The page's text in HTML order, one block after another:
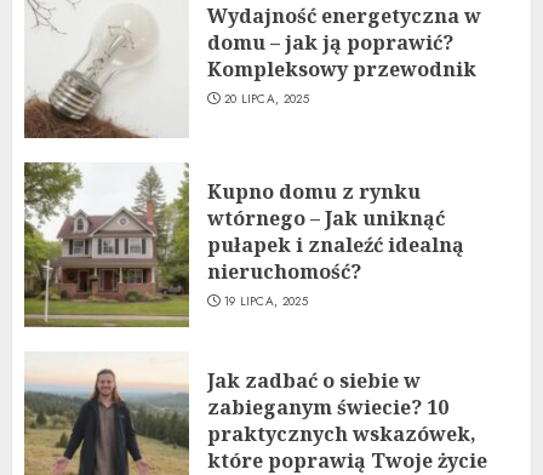
Wydajność energetyczna w
domu – jak ją poprawić?
Kompleksowy przewodnik
20 LIPCA, 2025
Kupno domu z rynku
wtórnego – Jak uniknąć
pułapek i znaleźć idealną
nieruchomość?
19 LIPCA, 2025
Jak zadbać o siebie w
zabieganym świecie? 10
praktycznych wskazówek,
które poprawią Twoje życie